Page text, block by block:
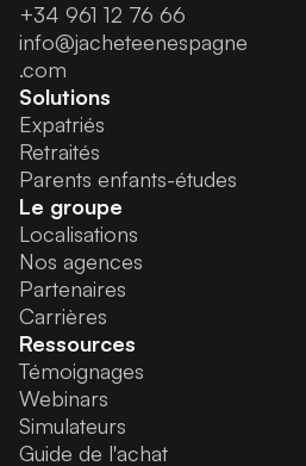
+34 961 12 76 66
info@jacheteenespagne
.com
Solutions
Expatriés
Retraités
Parents enfants-études
Le groupe
Localisations
Nos agences
Partenaires
Carrières
Ressources
Témoignages
Webinars
Simulateurs
Guide de l'achat